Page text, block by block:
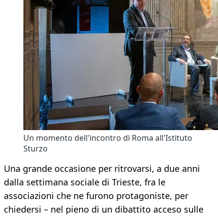
Un momento dell'incontro di Roma all'Istituto
Sturzo
Una grande occasione per ritrovarsi, a due anni
dalla settimana sociale di Trieste, fra le
associazioni che ne furono protagoniste, per
chiedersi – nel pieno di un dibattito acceso sulle